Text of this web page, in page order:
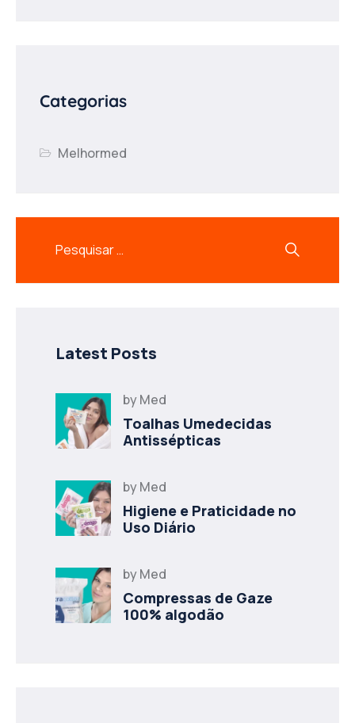
Categorias
Melhormed
Latest Posts
byMed
Toalhas Umedecidas
Antissépticas
byMed
Higiene e Praticidade no
Uso Diário
byMed
Compressas de Gaze
100% algodão